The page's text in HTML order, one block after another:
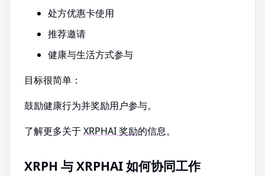
处方优惠卡使用
推荐邀请
健康与生活方式参与
目标很简单：
鼓励健康行为并奖励用户参与。
了解更多关于XRPHAI 奖励的信息。
XRPH 与 XRPHAI 如何协同工作